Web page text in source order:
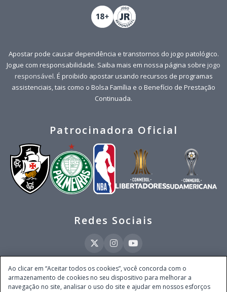
Apostar pode causar dependência e transtornos do jogo patológico.
Jogue com responsabilidade. Saiba mais em nossa página sobre jogo
responsável. É proibido apostar usando recursos de programas
assistenciais, tais como o Bolsa Família e o Benefício de Prestação
Continuada.
Patrocinadora Oficial
Redes Sociais
Este site é operado pela Ventmear Brasil LTDA (CNPJ 52.868.380/0001-84), com
endereço na Avenida Brigadeiro Faria Lima, nº 4.055, 3º andar, Itaim Bibi, no
Ao clicar em “Aceitar todos os cookies”, você concorda com o
armazenamento de cookies no seu dispositivo para melhorar a
navegação no site, analisar o uso do site e ajudar em nossos esforços